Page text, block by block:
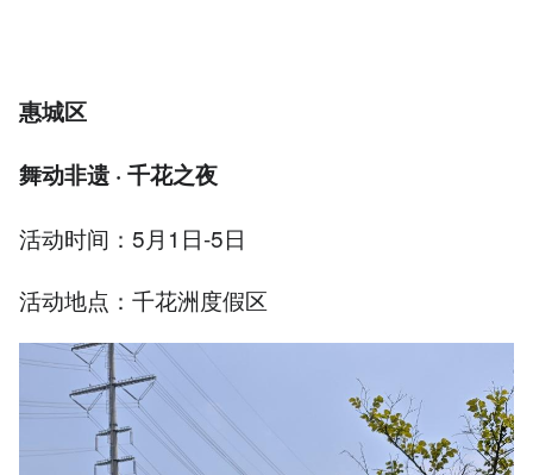
惠城区
舞动非遗 · 千花之夜
活动时间：5月1日-5日
活动地点：千花洲度假区